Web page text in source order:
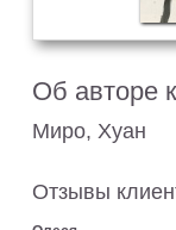
Об авторе
Миро, Хуан
Отзывы